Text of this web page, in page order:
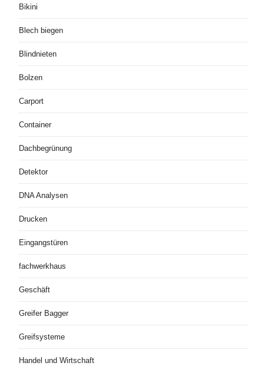
Bikini
Blech biegen
Blindnieten
Bolzen
Carport
Container
Dachbegrünung
Detektor
DNA Analysen
Drucken
Eingangstüren
fachwerkhaus
Geschäft
Greifer Bagger
Greifsysteme
Handel und Wirtschaft